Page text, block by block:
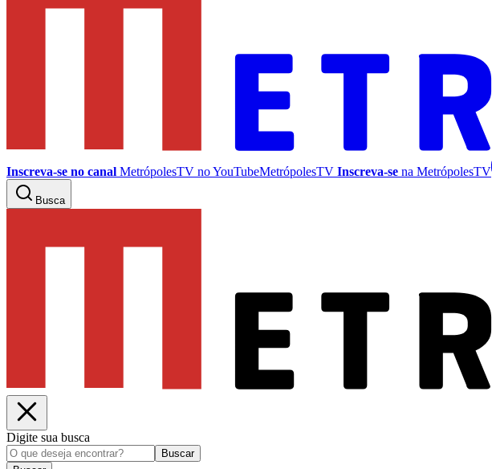
Inscreva-se no canal MetrópolesTV noYouTubeMetrópolesTV Inscreva-se na MetrópolesTV
Busca
Digite sua busca
Buscar